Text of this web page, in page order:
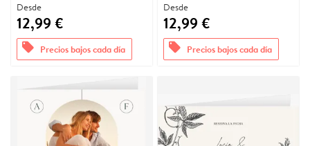
Desde
12,99 €
offers Precios bajos cada día
Desde
12,99 €
offers Precios bajos cada día